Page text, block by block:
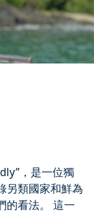
，是一位獨
另類國家和鮮為
的看法。 這一